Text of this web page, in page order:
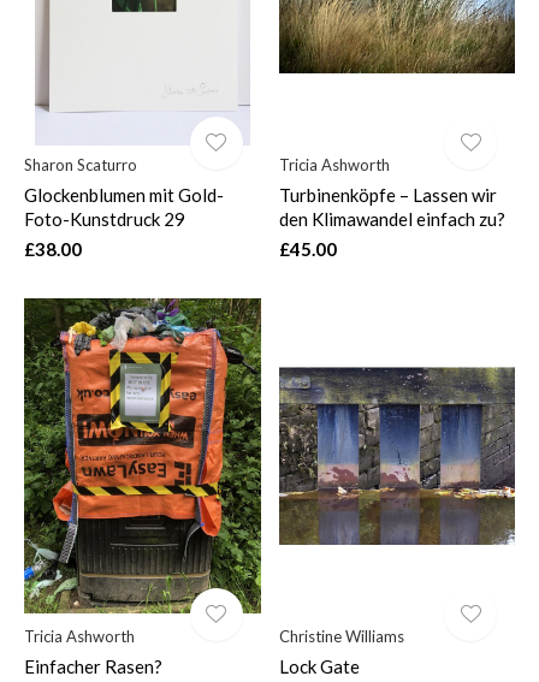
Sharon Scaturro
Glockenblumen mit Gold-
Foto-Kunstdruck 29
£38.00
Tricia Ashworth
Turbinenköpfe – Lassen wir
den Klimawandel einfach zu?
£45.00
Tricia Ashworth
Einfacher Rasen?
Christine Williams
Lock Gate